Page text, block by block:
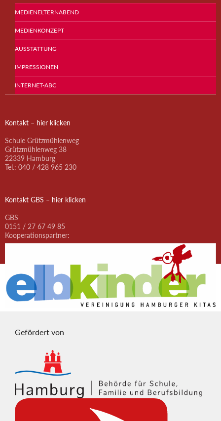
MEDIENELTERNABEND
MEDIENKONZEPT
AUSSTATTUNG
IMPRESSIONEN
INTERNET-ABC
Kontakt – hier klicken
Schule Grützmühlenweg
Grützmühlenweg 38
22339 Hamburg
Tel.: 040 / 428 965 230
Kontakt GBS – hier klicken
GBS
0151 / 27 67 49 85
Kooperationspartner:
Gefördert von